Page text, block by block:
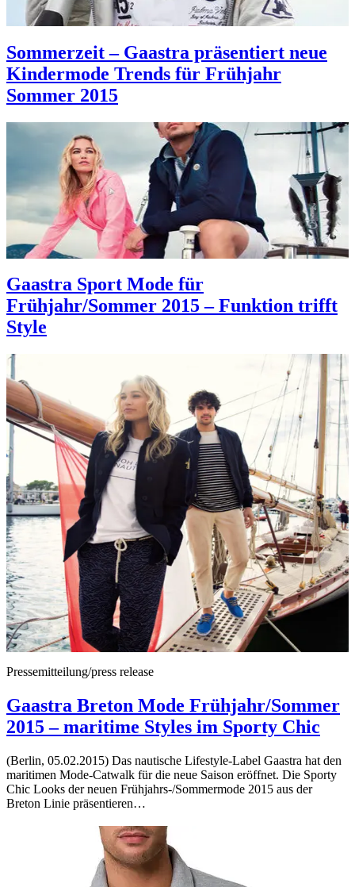
Sommerzeit – Gaastra präsentiert neue
Kindermode Trends für Frühjahr
Sommer 2015
Gaastra Sport Mode für
Frühjahr/Sommer 2015 – Funktion trifft
Style
Pressemitteilung/press release
Gaastra Breton Mode Frühjahr/Sommer
2015 – maritime Styles im Sporty Chic
(Berlin, 05.02.2015) Das nautische Lifestyle-Label Gaastra hat den
maritimen Mode-Catwalk für die neue Saison eröffnet. Die Sporty
Chic Looks der neuen Frühjahrs-/Sommermode 2015 aus der
Breton Linie präsentieren…